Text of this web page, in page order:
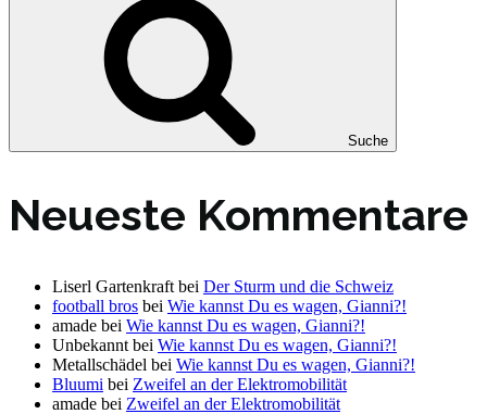
Suche
Neueste Kommentare
Liserl Gartenkraft bei Der Sturm und die Schweiz
football bros bei Wie kannst Du es wagen, Gianni?!
amade bei Wie kannst Du es wagen, Gianni?!
Unbekannt bei Wie kannst Du es wagen, Gianni?!
Metallschädel bei Wie kannst Du es wagen, Gianni?!
Bluumi bei Zweifel an der Elektromobilität
amade bei Zweifel an der Elektromobilität